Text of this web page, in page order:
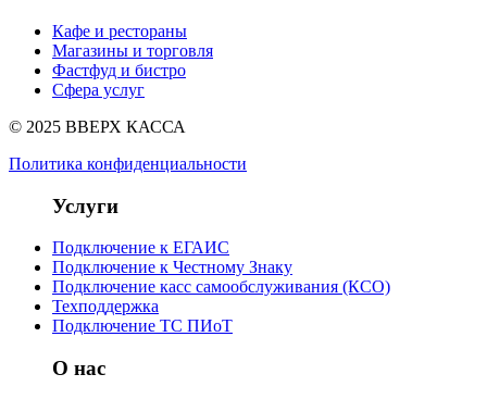
Кафе и рестораны
Магазины и торговля
Фастфуд и бистро
Сфера услуг
© 2025 ВВЕРХ КАССА
Политика конфиденциальности
Услуги
Подключение к ЕГАИС
Подключение к Честному Знаку
Подключение касс самообслуживания (КСО)
Техподдержка
Подключение ТС ПИоТ
О нас